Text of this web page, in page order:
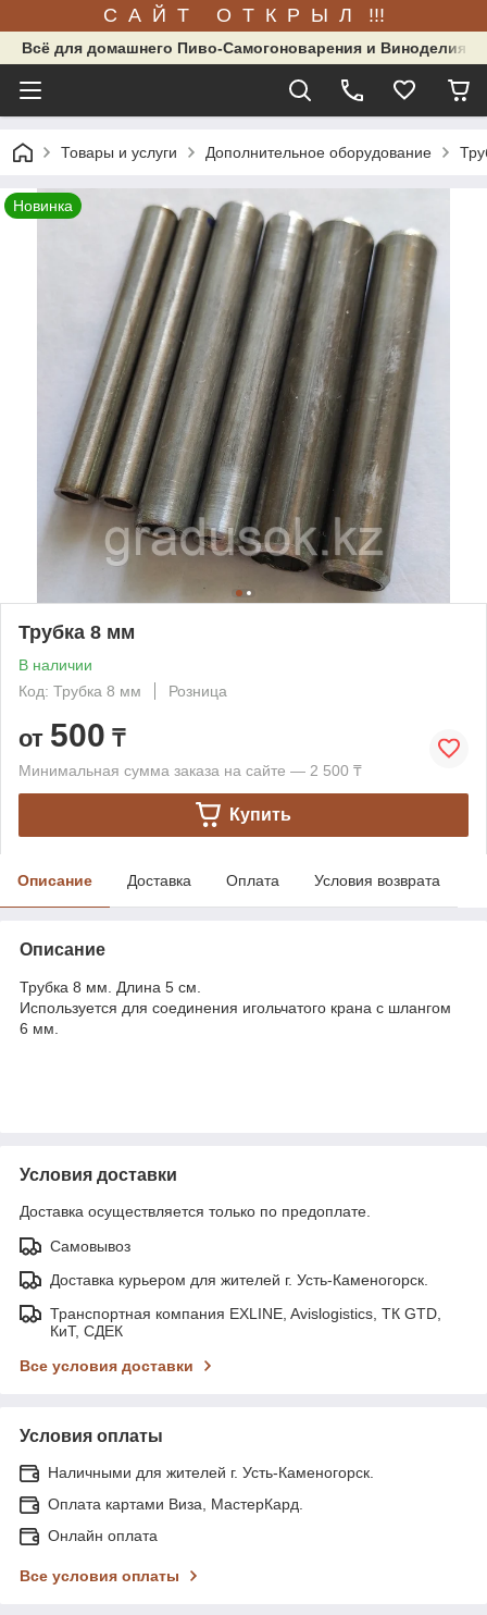
С А Й Т О Т К Р Ы Л !!!
Всё для домашнего Пиво-Самогоноварения и Виноделия.
Товары и услуги Дополнительное оборудование
Новинка
Трубка 8 мм
В наличии
Код: Трубка 8 мм
Розница
от 500 ₸
Минимальная сумма заказа на сайте — 2 500 ₸
Купить
Описание Доставка Оплата Условия возврата
Описание
Трубка 8 мм. Длина 5 см.
Используется для соединения игольчатого крана с шлангом
6 мм.
Условия доставки
Доставка осуществляется только по предоплате.
Самовывоз
Доставка курьером для жителей г. Усть-Каменогорск.
Транспортная компания EXLINE, Avislogistics, ТК GTD,
КиТ, СДЕК
Все условия доставки
Условия оплаты
Наличными для жителей г. Усть-Каменогорск.
Оплата картами Виза, МастерКард.
Онлайн оплата
Все условия оплаты